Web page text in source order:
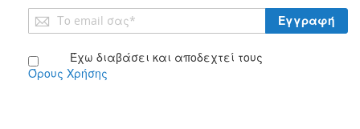
Εγγραφή
στο
Δελτίο: Έχω διαβάσει και αποδεχτεί τους
Όρους Χρήσης
Εγγραφή